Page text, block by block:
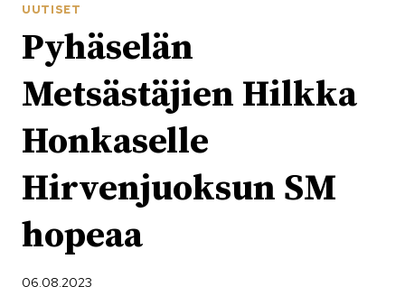
UUTISET
Pyhäselän
Metsästäjien Hilkka
Honkaselle
Hirvenjuoksun SM
hopeaa
06.08.2023